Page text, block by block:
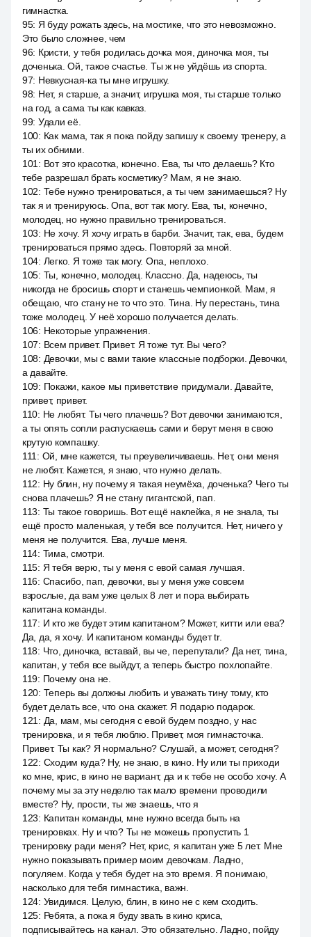
гимнастка.
95: Я буду рожать здесь, на мостике, что это невозможно.
Это было сложнее, чем
96: Кристи, у тебя родилась дочка моя, диночка моя, ты
доченька. Ой, такое счастье. Ты ж не уйдёшь из спорта.
97: Невкусная-ка ты мне игрушку.
98: Нет, я старше, а значит, игрушка моя, ты старше только
на год, а сама ты как кавказ.
99: Удали её.
100: Как мама, так я пока пойду запишу к своему тренеру, а
ты их обними.
101 : Вот это красотка, конечно. Ева, ты что делаешь? Кто
тебе разрешал брать косметику? Мам, я не знаю.
102: Тебе нужно тренироваться, а ты чем занимаешься? Ну
так я и тренируюсь. Опа, вот так могу. Ева, ты, конечно,
молодец, но нужно правильно тренироваться.
103: Не хочу. Я хочу играть в барби. Значит, так, ева, будем
тренироваться прямо здесь. Повторяй за мной.
104: Легко. Я тоже так могу. Опа, неплохо.
105: Ты, конечно, молодец. Классно. Да, надеюсь, ты
никогда не бросишь спорт и станешь чемпионкой. Мам, я
обещаю, что стану не то что это. Тина. Ну перестань, тина
тоже молодец. У неё хорошо получается делать.
106: Некоторые упражнения.
107: Всем привет. Привет. Я тоже тут. Вы чего?
108: Девочки, мы с вами такие классные подборки. Девочки,
а давайте.
109: Покажи, какое мы приветствие придумали. Давайте,
привет, привет.
110: Не любят. Ты чего плачешь? Вот девочки занимаются,
а ты опять сопли распускаешь сами и берут меня в свою
крутую компашку.
111 : Ой, мне кажется, ты преувеличиваешь. Нет, они меня
не любят. Кажется, я знаю, что нужно делать.
112: Ну блин, ну почему я такая неумёха, доченька? Чего ты
снова плачешь? Я не стану гигантской, пап.
113: Ты такое говоришь. Вот ещё наклейка, я не знала, ты
ещё просто маленькая, у тебя все получится. Нет, ничего у
меня не получится. Ева, лучше меня.
114: Тима, смотри.
115: Я тебя верю, ты у меня с евой самая лучшая.
116: Спасибо, пап, девочки, вы у меня уже совсем
взрослые, да вам уже целых 8 лет и пора выбирать
капитана команды.
117: И кто же будет этим капитаном? Может, китти или ева?
Да, да, я хочу. И капитаном команды будет tr.
118: Что, диночка, вставай, вы че, перепутали? Да нет, тина,
капитан, у тебя все выйдут, а теперь быстро похлопайте.
119: Почему она не.
120: Теперь вы должны любить и уважать тину тому, кто
будет делать все, что она скажет. Я подарю подарок.
121 : Да, мам, мы сегодня с евой будем поздно, у нас
тренировка, и я тебя люблю. Привет, моя гимнасточка.
Привет. Ты как? Я нормально? Слушай, а может, сегодня?
122: Сходим куда? Ну, не знаю, в кино. Ну или ты приходи
ко мне, крис, в кино не вариант, да и к тебе не особо хочу. А
почему мы за эту неделю так мало времени проводили
вместе? Ну, прости, ты же знаешь, что я
123: Капитан команды, мне нужно всегда быть на
тренировках. Ну и что? Ты не можешь пропустить 1
тренировку ради меня? Нет, крис, я капитан уже 5 лет. Мне
нужно показывать пример моим девочкам. Ладно,
погуляем. Когда у тебя будет на это время. Я понимаю,
насколько для тебя гимнастика, важн.
124: Увидимся. Целую, блин, в кино не с кем сходить.
125: Ребята, а пока я буду звать в кино криса,
подписывайтесь на канал. Это обязательно. Ладно, пойду